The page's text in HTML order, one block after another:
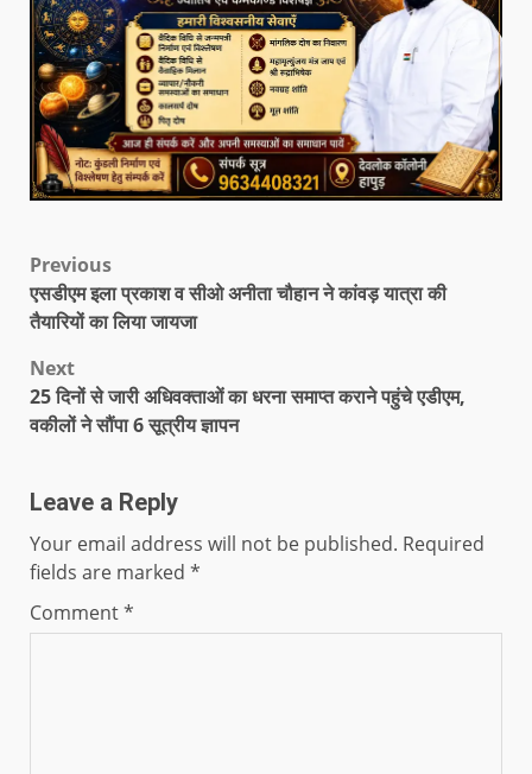
Previous
एसडीएम इला प्रकाश व सीओ अनीता चौहान ने कांवड़ यात्रा की
तैयारियों का लिया जायजा
Next
25 दिनों से जारी अधिवक्ताओं का धरना समाप्त कराने पहुंचे एडीएम,
वकीलों ने सौंपा 6 सूत्रीय ज्ञापन
Leave a Reply
Your email address will not be published. Required
fields are marked *
Comment*